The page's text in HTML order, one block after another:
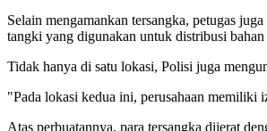
Selain mengamankan tersangka, petugas
tangki yang digunakan untuk distribusi bahan
Tidak hanya di satu lokasi, Polisi juga
"Pada lokasi kedua ini, perusahaan memiliki
Atas perbuatannya, para tersangka dijerat